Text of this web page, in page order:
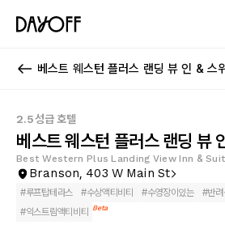
베스트 웨스턴 플러스 랜딩 뷰 인 & 스
2.5성급 호텔
베스트 웨스턴 플러스 랜딩 뷰
Best Western Plus Landing View Inn &
Branson, 403 W Main St
#루프탑테라스 #수상액티비티 #수영장이있는 #반
#익스트림액티비티 Beta